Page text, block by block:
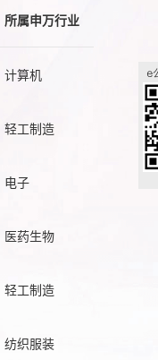
所属申万行业
计算机
轻工制造
电子
医药生物
轻工制造
纺织服装